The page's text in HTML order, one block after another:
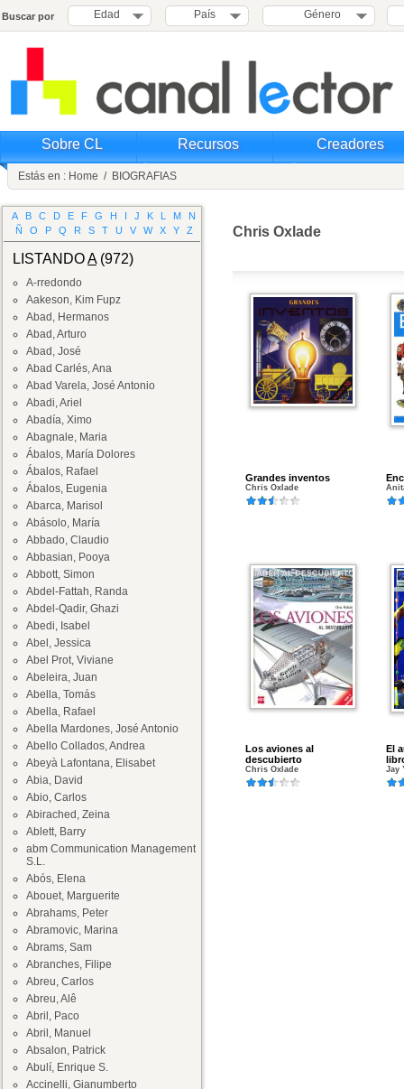
Buscar por Edad País Género
Sobre CL Recursos Creadores
Estás en : Home / BIOGRAFIAS
A B C D E F G H I J K L M
N
Ñ
O P Q R S T U V W X Y Z
LISTANDOA(972)
A-rredondo
Aakeson, Kim Fupz
Abad, Hermanos
Abad, Arturo
Abad, José
Abad Carlés, Ana
Abad Varela, José Antonio
Abadi, Ariel
Abadía, Ximo
Abagnale, Maria
Ábalos, María Dolores
Ábalos, Rafael
Ábalos, Eugenia
Abarca, Marisol
Abásolo, María
Abbado, Claudio
Abbasian, Pooya
Abbott, Simon
Abdel-Fattah, Randa
Abdel-Qadir, Ghazi
Abedi, Isabel
Abel, Jessica
Abel Prot, Viviane
Abeleira, Juan
Abella, Tomás
Abella, Rafael
Abella Mardones, José Antonio
Abello Collados, Andrea
Abeyà Lafontana, Elisabet
Abia, David
Abio, Carlos
Abirached, Zeina
Ablett, Barry
abm Communication Management
S.L.
Abós, Elena
Abouet, Marguerite
Abrahams, Peter
Abramovic, Marina
Abrams, Sam
Abranches, Filipe
Abreu, Carlos
Abreu, Alê
Abril, Paco
Abril, Manuel
Absalon, Patrick
Abulí, Enrique S.
Accinelli, Gianumberto
Chris Oxlade
Grandes inventos
Chris Oxlade
Los aviones al
descubierto
Chris Oxlade
El
Jay